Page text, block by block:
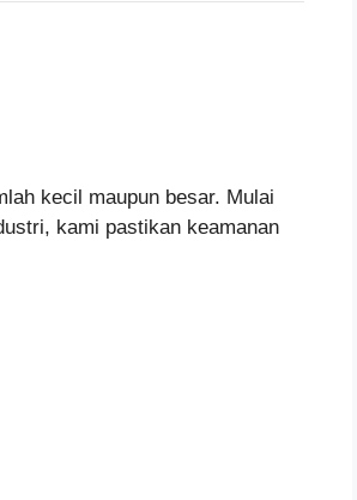
kecil maupun besar. Mulai
kami pastikan keamanan